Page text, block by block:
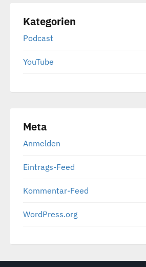
Kategorien
Podcast
YouTube
Meta
Anmelden
Eintrags-Feed
Kommentar-Feed
WordPress.org